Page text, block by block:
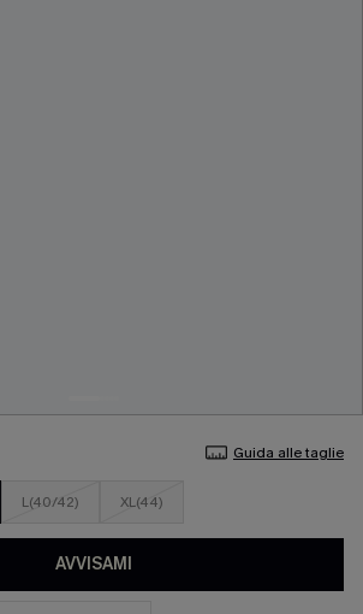
Guida alle taglie
L(40/42) XL(44)
AVVISAMI